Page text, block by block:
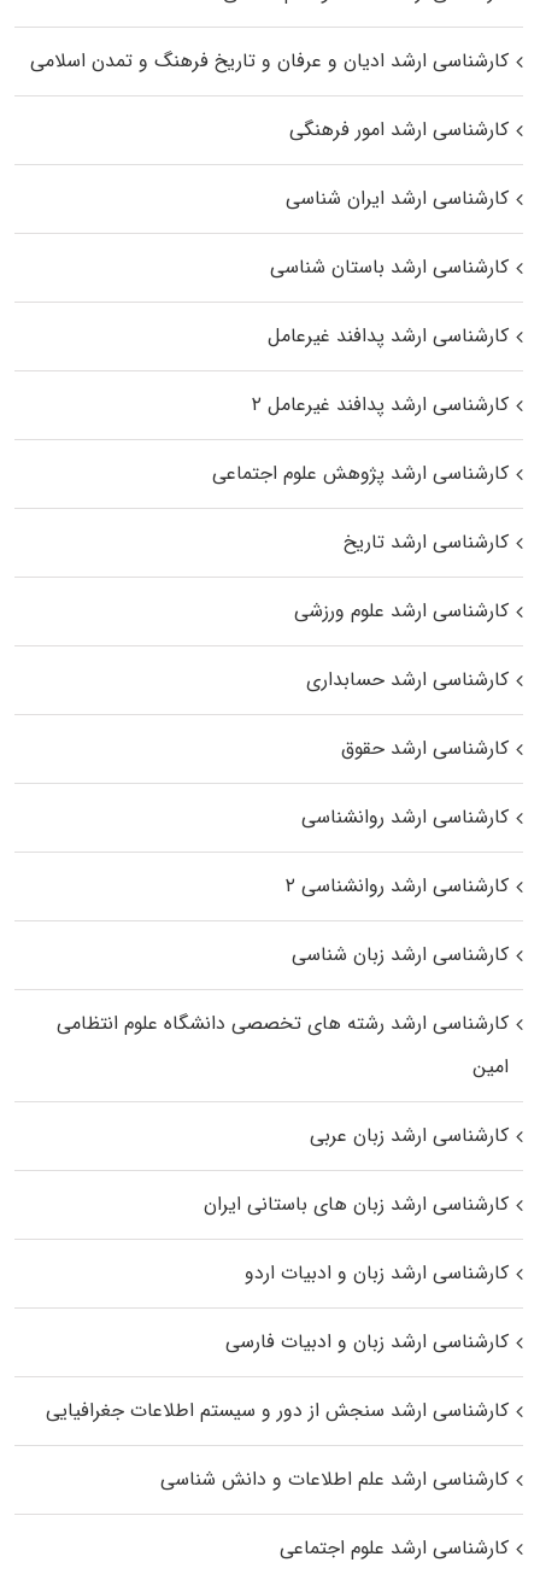
کارشناسی ارشد ادیان و عرفان و تاریخ فرهنگ و تمدن اسلامی
کارشناسی ارشد امور فرهنگی
کارشناسی ارشد ایران شناسی
کارشناسی ارشد باستان شناسی
کارشناسی ارشد پدافند غیرعامل
کارشناسی ارشد پدافند غیرعامل ۲
کارشناسی ارشد پژوهش علوم اجتماعی
کارشناسی ارشد تاریخ
کارشناسی ارشد علوم ورزشی
کارشناسی ارشد حسابداری
کارشناسی ارشد حقوق
کارشناسی ارشد روانشناسی
کارشناسی ارشد روانشناسی ۲
کارشناسی ارشد زبان شناسی
کارشناسی ارشد رﺷﺘﻪ ﻫﺎی تخصصی داﻧﺸﮕﺎه ﻋﻠﻮم انتظامی
اﻣﻴﻦ
کارشناسی ارشد زبان عربی
کارشناسی ارشد زبان‌ های باستانی ایران
کارشناسی ارشد زبان و ادبیات اردو
کارشناسی ارشد زبان و ادبیات فارسی
کارشناسی ارشد سنجش از دور و سیستم اطلاعات جغرافیایی
کارشناسی ارشد علم اطلاعات و دانش شناسی
کارشناسی ارشد علوم اجتماعی